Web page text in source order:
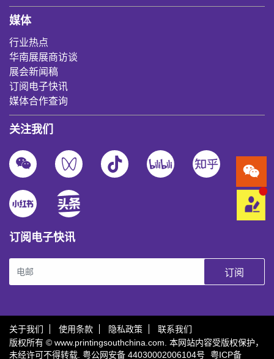
媒体
行业热点
华南展展商访谈
展会新闻稿
订阅电子快讯
媒体合作查询
关注我们
订阅电子快讯
订阅
关于我们 使用条款 隐私政策
联系我们
版权所有 © www.printingsouthchina.com. 本网站内容受版权保护，
未经许可不得转载. 粤公网安备 44030002006104号 粤ICP备